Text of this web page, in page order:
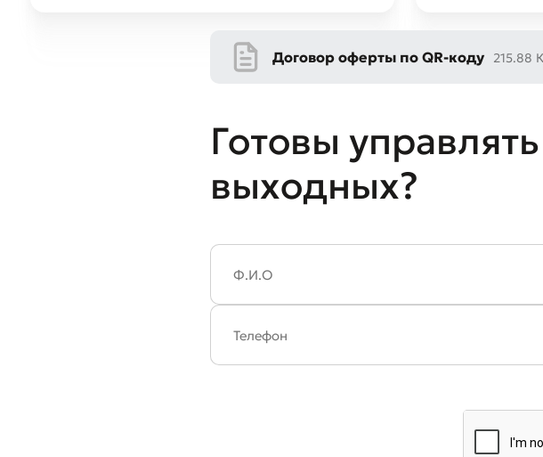
Договор оферты по QR-коду 215.88
Готовы
выходных?